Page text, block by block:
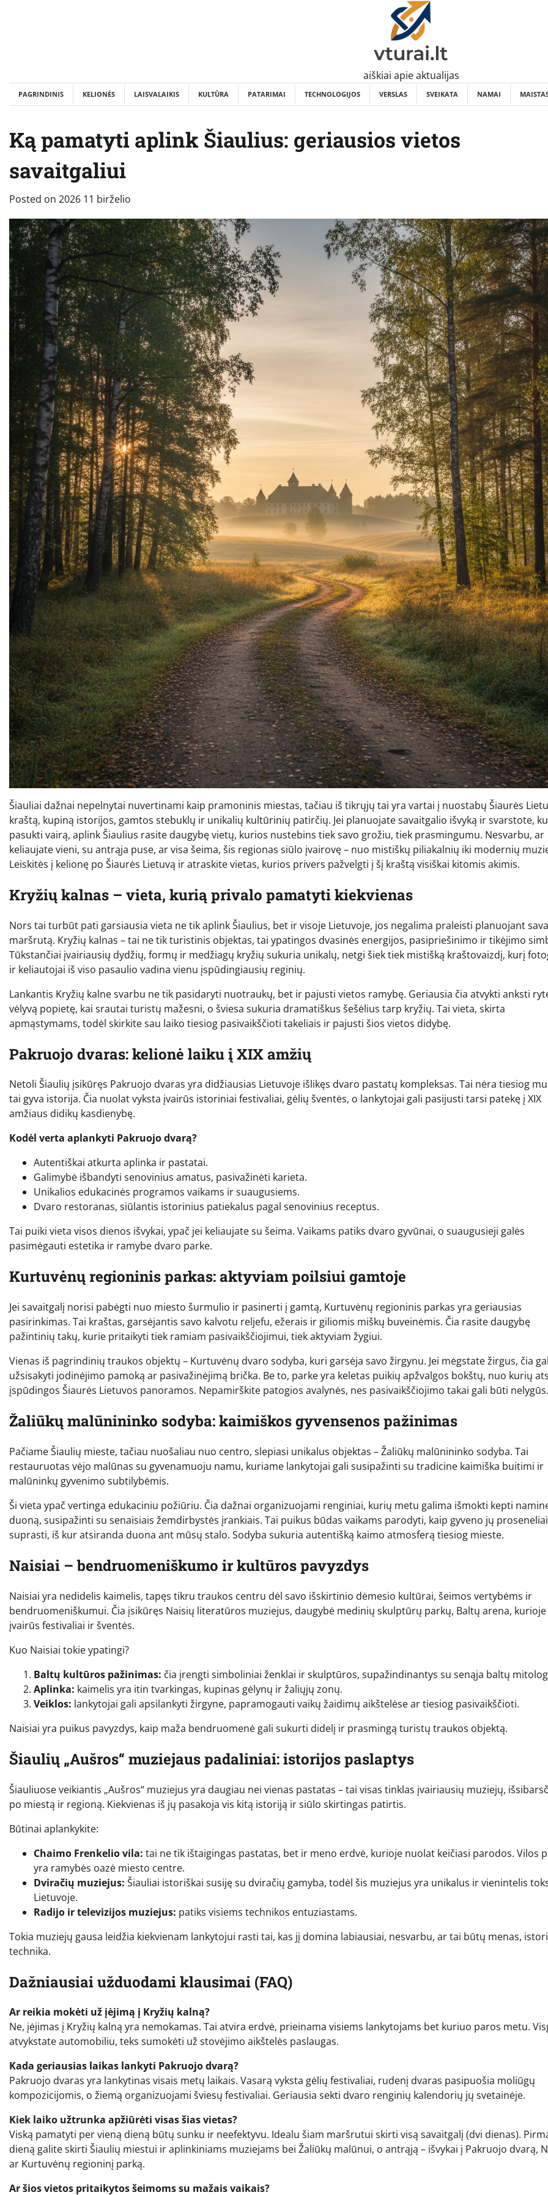
aiškiai apie aktualijas
PAGRINDINIS KELIONĖS LAISVALAIKIS KULTŪRA PATARIMAI TECHNOLOGIJOS VERSLAS SVEIKATA NAMAI
Ką pamatyti aplink Šiaulius: geriausios vietos
savaitgaliui
Posted on 2026 11 birželio
Šiauliai dažnai nepelnytai nuvertinami kaip pramoninis miestas, tačiau iš tikrųjų tai yra vartai į nuostabų Šiaurės
kraštą, kupiną istorijos, gamtos stebuklų ir unikalių kultūrinių patirčių. Jei planuojate savaitgalio išvyką ir svarstote,
pasukti vairą, aplink Šiaulius rasite daugybę vietų, kurios nustebins tiek savo grožiu, tiek prasmingumu. Nesvarbu, ar
keliaujate vieni, su antrąja puse, ar visa šeima, šis regionas siūlo įvairovę – nuo mistiškų piliakalnių iki modernių
Leiskitės į kelionę po Šiaurės Lietuvą ir atraskite vietas, kurios privers pažvelgti į šį kraštą visiškai kitomis akimis.
Kryžių kalnas – vieta, kurią privalo pamatyti kiekvienas
Nors tai turbūt pati garsiausia vieta ne tik aplink Šiaulius, bet ir visoje Lietuvoje, jos negalima praleisti planuojant
maršrutą. Kryžių kalnas – tai ne tik turistinis objektas, tai ypatingos dvasinės energijos, pasipriešinimo ir tikėjimo
Tūkstančiai įvairiausių dydžių, formų ir medžiagų kryžių sukuria unikalų, netgi šiek tiek mistišką kraštovaizdį, kurį
ir keliautojai iš viso pasaulio vadina vienu įspūdingiausių reginių.
Lankantis Kryžių kalne svarbu ne tik pasidaryti nuotraukų, bet ir pajusti vietos ramybę. Geriausia čia atvykti anksti
vėlyvą popietę, kai srautai turistų mažesni, o šviesa sukuria dramatiškus šešėlius tarp kryžių. Tai vieta, skirta
apmąstymams, todėl skirkite sau laiko tiesiog pasivaikščioti takeliais ir pajusti šios vietos didybę.
Pakruojo dvaras: kelionė laiku į XIX amžių
Netoli Šiaulių įsikūręs Pakruojo dvaras yra didžiausias Lietuvoje išlikęs dvaro pastatų kompleksas. Tai nėra tiesiog
tai gyva istorija. Čia nuolat vyksta įvairūs istoriniai festivaliai, gėlių šventės, o lankytojai gali pasijusti tarsi patekę į XIX
amžiaus didikų kasdienybę.
Kodėl verta aplankyti Pakruojo dvarą?
Autentiškai atkurta aplinka ir pastatai.
Galimybė išbandyti senovinius amatus, pasivažinėti karieta.
Unikalios edukacinės programos vaikams ir suaugusiems.
Dvaro restoranas, siūlantis istorinius patiekalus pagal senovinius receptus.
Tai puiki vieta visos dienos išvykai, ypač jei keliaujate su šeima. Vaikams patiks dvaro gyvūnai, o suaugusieji galės
pasimėgauti estetika ir ramybe dvaro parke.
Kurtuvėnų regioninis parkas: aktyviam poilsiui gamtoje
Jei savaitgalį norisi pabėgti nuo miesto šurmulio ir pasinerti į gamtą, Kurtuvėnų regioninis parkas yra geriausias
pasirinkimas. Tai kraštas, garsėjantis savo kalvotu reljefu, ežerais ir giliomis miškų buveinėmis. Čia rasite daugybę
pažintinių takų, kurie pritaikyti tiek ramiam pasivaikščiojimui, tiek aktyviam žygiui.
Vienas iš pagrindinių traukos objektų – Kurtuvėnų dvaro sodyba, kuri garsėja savo žirgynu. Jei mėgstate žirgus, čia
užsisakyti jodinėjimo pamoką ar pasivažinėjimą brička. Be to, parke yra keletas puikių apžvalgos bokštų, nuo kurių
įspūdingos Šiaurės Lietuvos panoramos. Nepamirškite patogios avalynės, nes pasivaikščiojimo takai gali būti nelygūs.
Žaliūkų malūnininko sodyba: kaimiškos gyvensenos pažinimas
Pačiame Šiaulių mieste, tačiau nuošaliau nuo centro, slepiasi unikalus objektas – Žaliūkų malūnininko sodyba. Tai
restauruotas vėjo malūnas su gyvenamuoju namu, kuriame lankytojai gali susipažinti su tradicine kaimiška buitimi ir
malūninkų gyvenimo subtilybėmis.
Ši vieta ypač vertinga edukaciniu požiūriu. Čia dažnai organizuojami renginiai, kurių metu galima išmokti kepti
duoną, susipažinti su senaisiais žemdirbystės įrankiais. Tai puikus būdas vaikams parodyti, kaip gyveno jų
suprasti, iš kur atsiranda duona ant mūsų stalo. Sodyba sukuria autentišką kaimo atmosferą tiesiog mieste.
Naisiai – bendruomeniškumo ir kultūros pavyzdys
Naisiai yra nedidelis kaimelis, tapęs tikru traukos centru dėl savo išskirtinio dėmesio kultūrai, šeimos vertybėms ir
bendruomeniškumui. Čia įsikūręs Naisių literatūros muziejus, daugybė medinių skulptūrų parkų, Baltų arena, kurioje
įvairūs festivaliai ir šventės.
Kuo Naisiai tokie ypatingi?
Baltų kultūros pažinimas: čia įrengti simboliniai ženklai ir skulptūros, supažindinantys su senąja baltų
Aplinka: kaimelis yra itin tvarkingas, kupinas gėlynų ir žaliųjų zonų.
Veiklos: lankytojai gali apsilankyti žirgyne, papramogauti vaikų žaidimų aikštelėse ar tiesiog pasivaikščioti.
Naisiai yra puikus pavyzdys, kaip maža bendruomenė gali sukurti didelį ir prasmingą turistų traukos objektą.
Šiaulių „Aušros“ muziejaus padaliniai: istorijos paslaptys
Šiauliuose veikiantis „Aušros“ muziejus yra daugiau nei vienas pastatas – tai visas tinklas įvairiausių muziejų,
po miestą ir regioną. Kiekvienas iš jų pasakoja vis kitą istoriją ir siūlo skirtingas patirtis.
Būtinai aplankykite:
Chaimo Frenkelio vila: tai ne tik ištaigingas pastatas, bet ir meno erdvė, kurioje nuolat keičiasi parodos. Vilos
yra ramybės oazė miesto centre.
Dviračių muziejus: Šiauliai istoriškai susiję su dviračių gamyba, todėl šis muziejus yra unikalus ir vienintelis
Lietuvoje.
Radijo ir televizijos muziejus: patiks visiems technikos entuziastams.
Tokia muziejų gausa leidžia kiekvienam lankytojui rasti tai, kas jį domina labiausiai, nesvarbu, ar tai būtų menas,
technika.
Dažniausiai užduodami klausimai (FAQ)
Ar reikia mokėti už įėjimą į Kryžių kalną?
Ne, įėjimas į Kryžių kalną yra nemokamas. Tai atvira erdvė, prieinama visiems lankytojams bet kuriuo paros metu.
atvykstate automobiliu, teks sumokėti už stovėjimo aikštelės paslaugas.
Kada geriausias laikas lankyti Pakruojo dvarą?
Pakruojo dvaras yra lankytinas visais metų laikais. Vasarą vyksta gėlių festivaliai, rudenį dvaras pasipuošia moliūgų
kompozicijomis, o žiemą organizuojami šviesų festivaliai. Geriausia sekti dvaro renginių kalendorių jų svetainėje.
Kiek laiko užtrunka apžiūrėti visas šias vietas?
Viską pamatyti per vieną dieną būtų sunku ir neefektyvu. Idealu šiam maršrutui skirti visą savaitgalį (dvi dienas).
dieną galite skirti Šiaulių miestui ir aplinkiniams muziejams bei Žaliūkų malūnui, o antrąją – išvykai į Pakruojo dvarą,
ar Kurtuvėnų regioninį parką.
Ar šios vietos pritaikytos šeimoms su mažais vaikais?